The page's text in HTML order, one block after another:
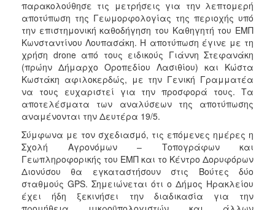
παρακολούθησε τις μετρήσεις για την λεπτομερή
αποτύπωση της Γεωμορφολογίας της περιοχής υπό
την επιστημονική καθοδήγηση του Καθηγητή του ΕΜΠ
Κωνσταντίνου Λουπασάκη. Η αποτύπωση έγινε με τη
χρήση drone από τους ειδικούς Γιάννη Στεφανάκη
(πρώην Δήμαρχο Οροπεδίου Λασιθίου) και Κώστα
Κωστάκη αφιλοκερδώς, με την Γενική Γραμματέα
να τους ευχαριστεί για την προσφορά τους. Τα
αποτελέσματα των αναλύσεων της αποτύπωσης
αναμένονται την Δευτέρα 19/5.
Σύμφωνα με τον σχεδιασμό, τις επόμενες ημέρες η
Σχολή Αγρονόμων – Τοπογράφων και
Γεωπληροφορικής του ΕΜΠ και το Κέντρο Δορυφόρων
Διονύσου θα εγκαταστήσουν στις Βούτες δύο
σταθμούς GPS. Σημειώνεται ότι ο Δήμος Ηρακλείου
έχει ήδη ξεκινήσει την διαδικασία για την